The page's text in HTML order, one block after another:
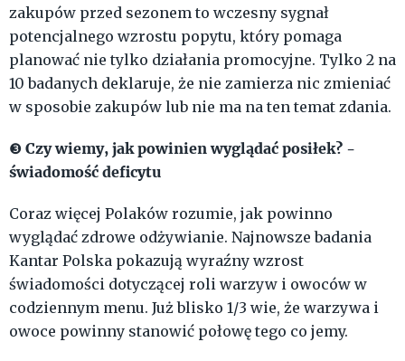
zakupów przed sezonem to wczesny sygnał
potencjalnego wzrostu popytu, który pomaga
planować nie tylko działania promocyjne. Tylko 2 na
10 badanych deklaruje, że nie zamierza nic zmieniać
w sposobie zakupów lub nie ma na ten temat zdania.
❸ Czy wiemy, jak powinien wyglądać posiłek? -
świadomość deficytu
Coraz więcej Polaków rozumie, jak powinno
wyglądać zdrowe odżywianie. Najnowsze badania
Kantar Polska pokazują wyraźny wzrost
świadomości dotyczącej roli warzyw i owoców w
codziennym menu. Już blisko 1/3 wie, że warzywa i
owoce powinny stanowić połowę tego co jemy.